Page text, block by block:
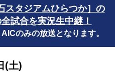
スタジアムひらつか］の
試合を実況生中継！
のみの放送となります。
(土)